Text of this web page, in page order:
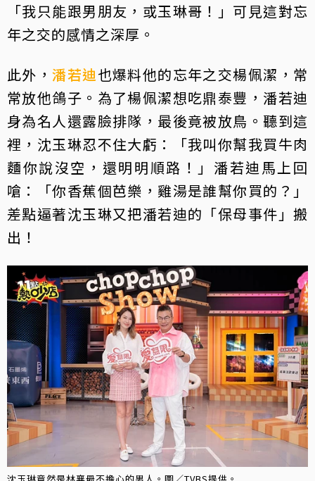
「我只能跟男朋友，或玉琳哥！」可見這對忘
年之交的感情之深厚。
此外，潘若迪也爆料他的忘年之交楊佩潔，常
常放他鴿子。為了楊佩潔想吃鼎泰豐，潘若迪
身為名人還露臉排隊，最後竟被放鳥。聽到這
裡，沈玉琳忍不住大虧：「我叫你幫我買牛肉
麵你說沒空，還明明順路！」潘若迪馬上回
嗆：「你香蕉個芭樂，雞湯是誰幫你買的？」
差點逼著沈玉琳又把潘若迪的「保母事件」搬
出！